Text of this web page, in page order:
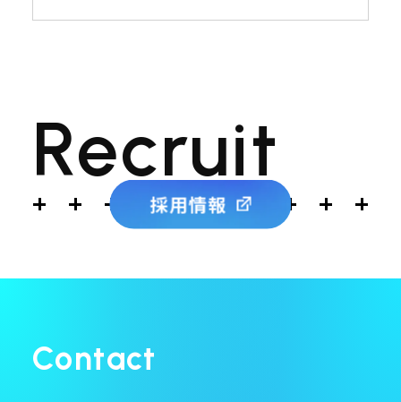
Recruit
採用情報
Contact